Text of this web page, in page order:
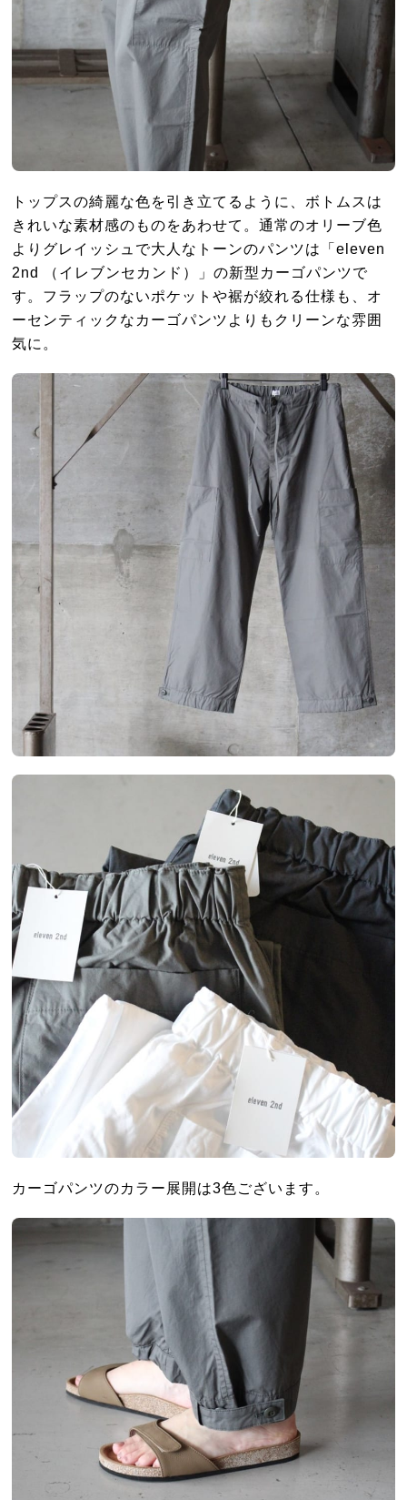
トップスの綺麗な色を引き立てるように、ボトムスは
きれいな素材感のものをあわせて。通常のオリーブ色
よりグレイッシュで大人なトーンのパンツは「eleven
2nd （イレブンセカンド）」の新型カーゴパンツで
す。フラップのないポケットや裾が絞れる仕様も、オ
ーセンティックなカーゴパンツよりもクリーンな雰囲
気に。
カーゴパンツのカラー展開は3色ございます。